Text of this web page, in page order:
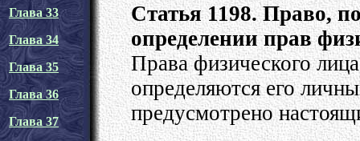
Глава 33
Глава 34
Глава 35
Глава 36
Глава 37
Статья 1198. Право,
определении прав
Права физического
определяются его
предусмотрено